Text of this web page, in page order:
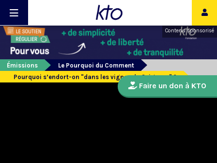
Contenu sponsorisé
Émissions
Le Pourquoi du Comment
Pourquoi s’endort-on "dans les vignes du Seigneur" ?
Faire un don à KTO